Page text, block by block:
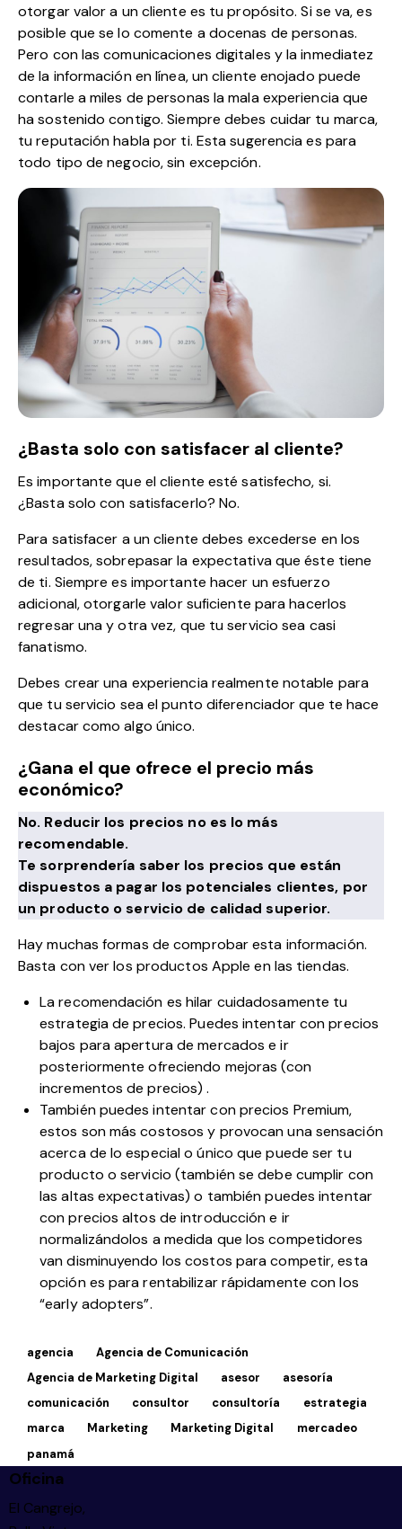
otorgar valor a un cliente es tu propósito. Si se va, es
posible que se lo comente a docenas de personas.
Pero con las comunicaciones digitales y la inmediatez
de la información en línea, un cliente enojado puede
contarle a miles de personas la mala experiencia que
ha sostenido contigo. Siempre debes cuidar tu marca,
tu reputación habla por ti. Esta sugerencia es para
todo tipo de negocio, sin excepción.
¿Basta solo con satisfacer al cliente?
Es importante que el cliente esté satisfecho, si.
¿Basta solo con satisfacerlo? No.
Para satisfacer a un cliente debes excederse en los
resultados, sobrepasar la expectativa que éste tiene
de ti. Siempre es importante hacer un esfuerzo
adicional, otorgarle valor suficiente para hacerlos
regresar una y otra vez, que tu servicio sea casi
fanatismo.
Debes crear una experiencia realmente notable para
que tu servicio sea el punto diferenciador que te hace
destacar como algo único.
¿Gana el que ofrece el precio más
económico?
No. Reducir los precios no es lo más
recomendable.
Te sorprendería saber los precios que están
dispuestos a pagar los potenciales clientes, por
un producto o servicio de calidad superior.
Hay muchas formas de comprobar esta información.
Basta con ver los productos Apple en las tiendas.
La recomendación es hilar cuidadosamente tu
estrategia de precios. Puedes intentar con precios
bajos para apertura de mercados e ir
posteriormente ofreciendo mejoras (con
incrementos de precios) .
También puedes intentar con precios Premium,
estos son más costosos y provocan una sensación
acerca de lo especial o único que puede ser tu
producto o servicio (también se debe cumplir con
las altas expectativas) o también puedes intentar
con precios altos de introducción e ir
normalizándolos a medida que los competidores
van disminuyendo los costos para competir, esta
opción es para rentabilizar rápidamente con los
“early adopters”.
agencia
Agencia de Comunicación
Agencia de Marketing Digital
asesor
asesoría
comunicación
consultor consultoría
estrategia
marca
Marketing Marketing Digital
mercadeo
panamá
Oficina
El Cangrejo,